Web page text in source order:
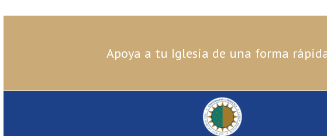
Apoya a tu Iglesia de una forma